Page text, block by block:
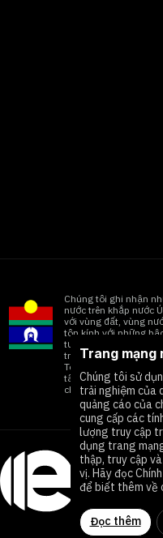
Chúng tôi ghi nhận
nước trên khắp nước
với vùng đất, vùng
tôn kính với những
tương lai. Chúng tôi
trình thuộc địa hóa
Torres Strait, đồng
tất cả những người
chấm dứt mọi hình
Trang mạng
Chúng tôi sử
trải nghiệm của
quảng cáo của
cung cấp các
lượng truy cập
dụng trang
thập, truy cập
vị. Hãy đọc
để biết thêm về
Đọc thêm